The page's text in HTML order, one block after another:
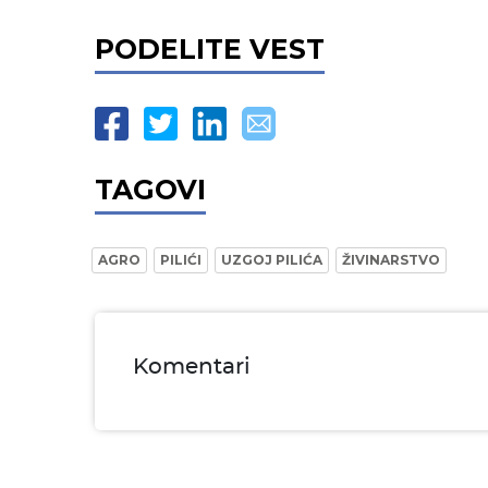
PODELITE VEST
TAGOVI
AGRO PILIĆI UZGOJ PILIĆA ŽIVINARSTVO
Komentari